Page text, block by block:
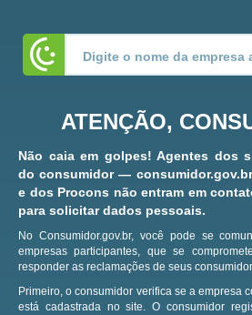
ATENÇÃO,
Não caia em golpes! Agentes dos
do consumidor —
e dos Procons não entram em
para solicitar dados pessoais.
No Consumidor.gov.br, você pode se
empresas participantes, que se
responder as reclamações de seus
Primeiro, o consumidor verifica se a empresa
está cadastrada no site.O consumidor